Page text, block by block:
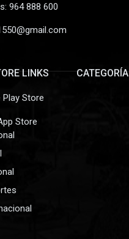
964 888 600
LINKS